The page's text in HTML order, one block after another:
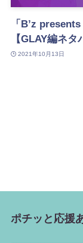
「B’z
【GLAY編ネタ
2021年10月13日
ポチッと応援